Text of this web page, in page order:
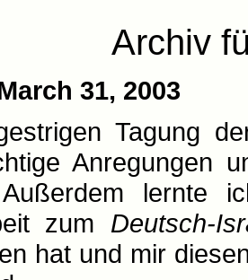
Archiv
31, 2003
Tagung
Anregungen
Außerdem lernte
zum Deutsch-
hat und mir